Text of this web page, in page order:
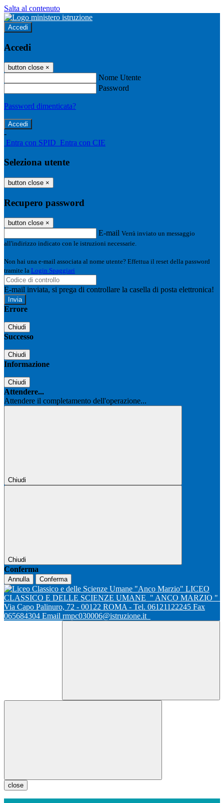
Salta al contenuto
Accedi
Accedi
button close ×
Nome Utente
Password
Password dimenticata?
-
Entra con SPID Entra con CIE
Seleziona utente
button close ×
Recupero password
button close ×
E-mail Verrà inviato un messaggio
all'indirizzo indicato con le istruzioni necessarie.
Non hai una e-mail associata al nome utente? Effettua il reset della password
tramite la Login Spaggiari
E-mail inviata, si prega di controllare la casella di posta elettronica!
Errore
Chiudi
Successo
Chiudi
Informazione
Chiudi
Attendere...
Attendere il completamento dell'operazione...
Chiudi
Chiudi
Conferma
Annulla Conferma
LICEO
CLASSICO E DELLE SCIENZE UMANE " ANCO MARZIO "
Via Capo Palinuro, 72 - 00122 ROMA - Tel. 06121122245 Fax
065684304 Email rmpc030006@istruzione.it
close